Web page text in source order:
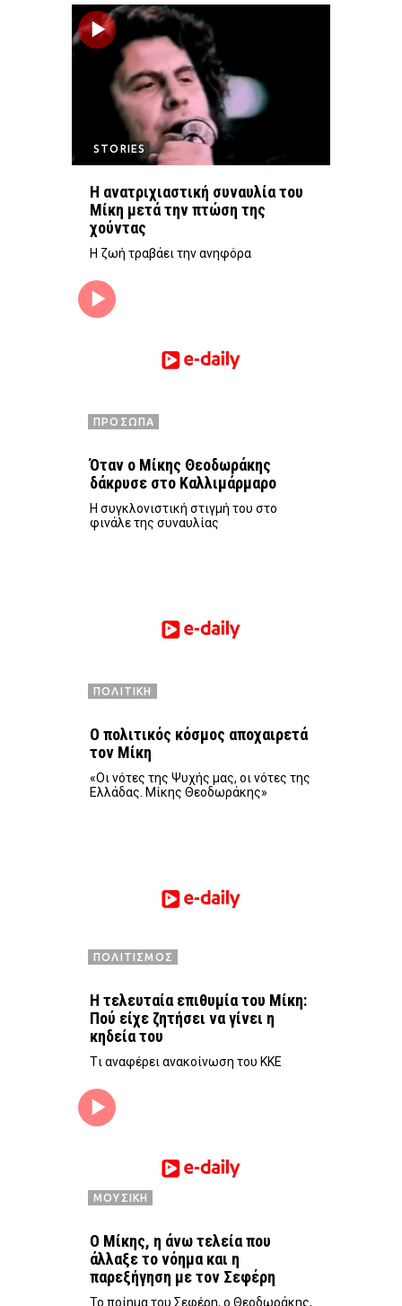
STORIES
Η ανατριχιαστική συναυλία του
Μίκη μετά την πτώση της
χούντας
Η ζωή τραβάει την ανηφόρα
ΠΡΟΣΩΠΑ
Όταν ο Μίκης Θεοδωράκης
δάκρυσε στο Καλλιμάρμαρο
Η συγκλονιστική στιγμή του στο
φινάλε της συναυλίας
ΠΟΛΙΤΙΚΗ
Ο πολιτικός κόσμος αποχαιρετά
τον Μίκη
«Οι νότες της Ψυχής μας, οι νότες της
Ελλάδας. Μίκης Θεοδωράκης»
ΠΟΛΙΤΙΣΜΟΣ
Η τελευταία επιθυμία του Μίκη:
Πού είχε ζητήσει να γίνει η
κηδεία του
Tι αναφέρει ανακοίνωση του ΚΚΕ
ΜΟΥΣΙΚΗ
Ο Μίκης, η άνω τελεία που
άλλαξε το νόημα και η
παρεξήγηση με τον Σεφέρη
Το ποίημα του Σεφέρη, ο Θεοδωράκης,